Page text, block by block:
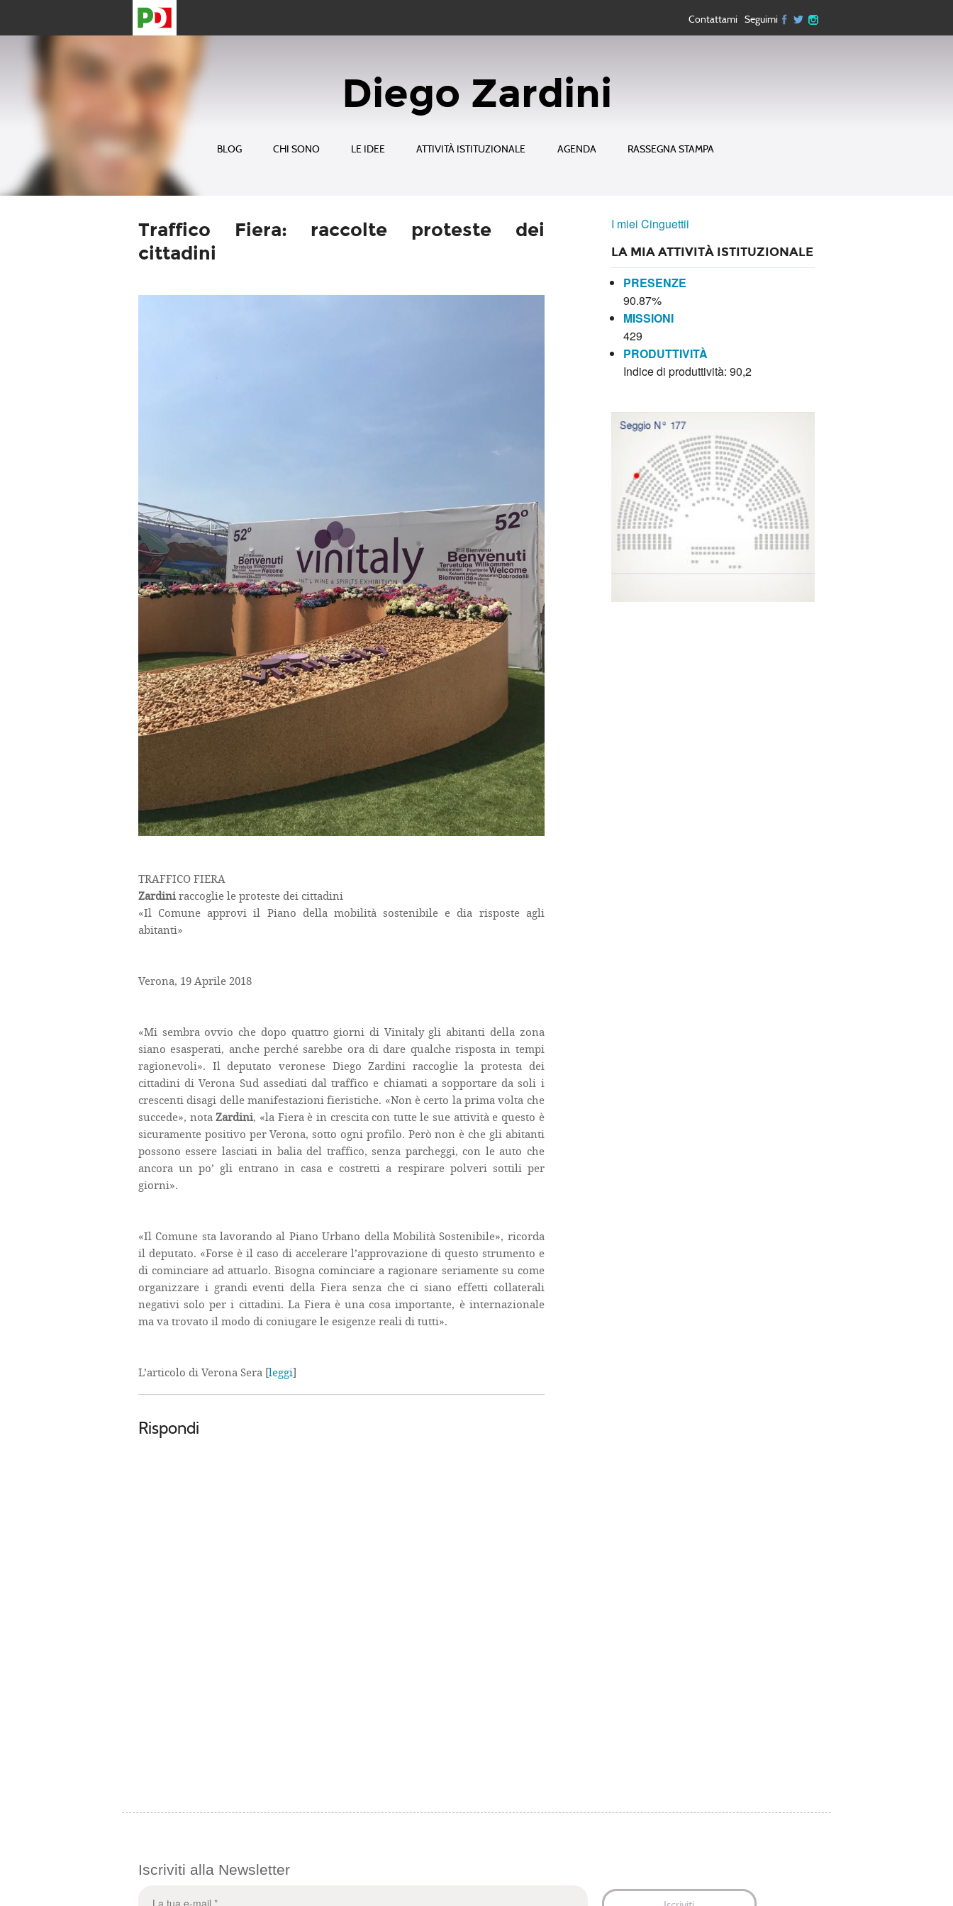
Contattami Seguimi
Diego Zardini
BLOG CHI SONO LE IDEE ATTIVITÀ ISTITUZIONALE AGENDA RASSEGNA STAMPA
Traffico Fiera: raccolte proteste dei
cittadini
TRAFFICO FIERA
Zardiniraccoglie le proteste dei cittadini
«Il Comune approvi il Piano della mobilità sostenibile e dia risposte agli
abitanti»
Verona, 19 Aprile 2018
«Mi sembra ovvio che dopo quattro giorni di Vinitaly gli abitanti della zona
siano esasperati, anche perché sarebbe ora di dare qualche risposta in tempi
ragionevoli». Il deputato veronese Diego Zardini raccoglie la protesta dei
cittadini di Verona Sud assediati dal traffico e chiamati a sopportare da soli i
crescenti disagi delle manifestazioni fieristiche. «Non è certo la prima volta che
succede», notaZardini, «la Fiera è in crescita con tutte le sue attività e questo è
sicuramente positivo per Verona, sotto ogni profilo. Però non è che gli abitanti
possono essere lasciati in balia del traffico, senza parcheggi, con le auto che
ancora un po’ gli entrano in casa e costretti a respirare polveri sottili per
giorni».
«Il Comune sta lavorando al Piano Urbano della Mobilità Sostenibile», ricorda
il deputato. «Forse è il caso di accelerare l’approvazione di questo strumento e
di cominciare ad attuarlo. Bisogna cominciare a ragionare seriamente su come
organizzare i grandi eventi della Fiera senza che ci siano effetti collaterali
negativi solo per i cittadini. La Fiera è una cosa importante, è internazionale
ma va trovato il modo di coniugare le esigenze reali di tutti».
L’articolo di Verona Sera [leggi]
Rispondi
I miei Cinguettii
LA MIA ATTIVITÀ ISTITUZIONALE
PRESENZE
90.87%
MISSIONI
429
PRODUTTIVITÀ
Indice di produttività: 90,2
Iscriviti alla Newsletter